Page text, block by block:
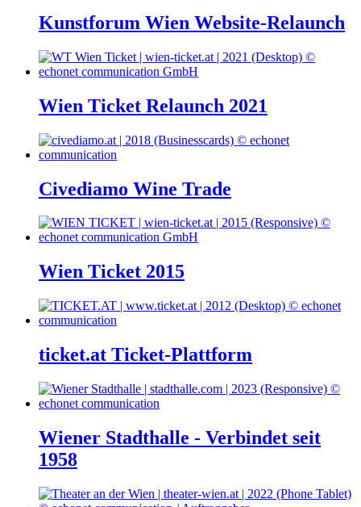
Kunstforum Wien Website-Relaunch
Wien Ticket Relaunch 2021
Civediamo Wine Trade
Wien Ticket 2015
ticket.at Ticket-Plattform
Wiener Stadthalle - Verbindet seit
1958